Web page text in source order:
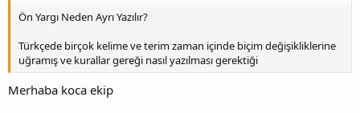
Ön Yargı Neden Ayrı Yazılır?
Türkçede birçok kelime ve terim zaman içinde biçim değişikliklerine
uğramış ve kurallar gereği nasıl yazılması gerektiği
Merhaba koca ekip